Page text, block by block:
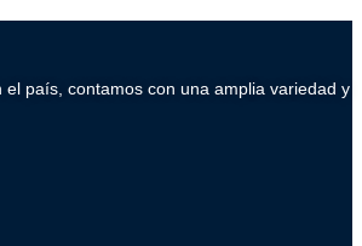
país, contamos con una amplia variedad y